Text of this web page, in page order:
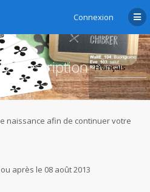
Connexion
- Inscription
naissance afin de continuer votre